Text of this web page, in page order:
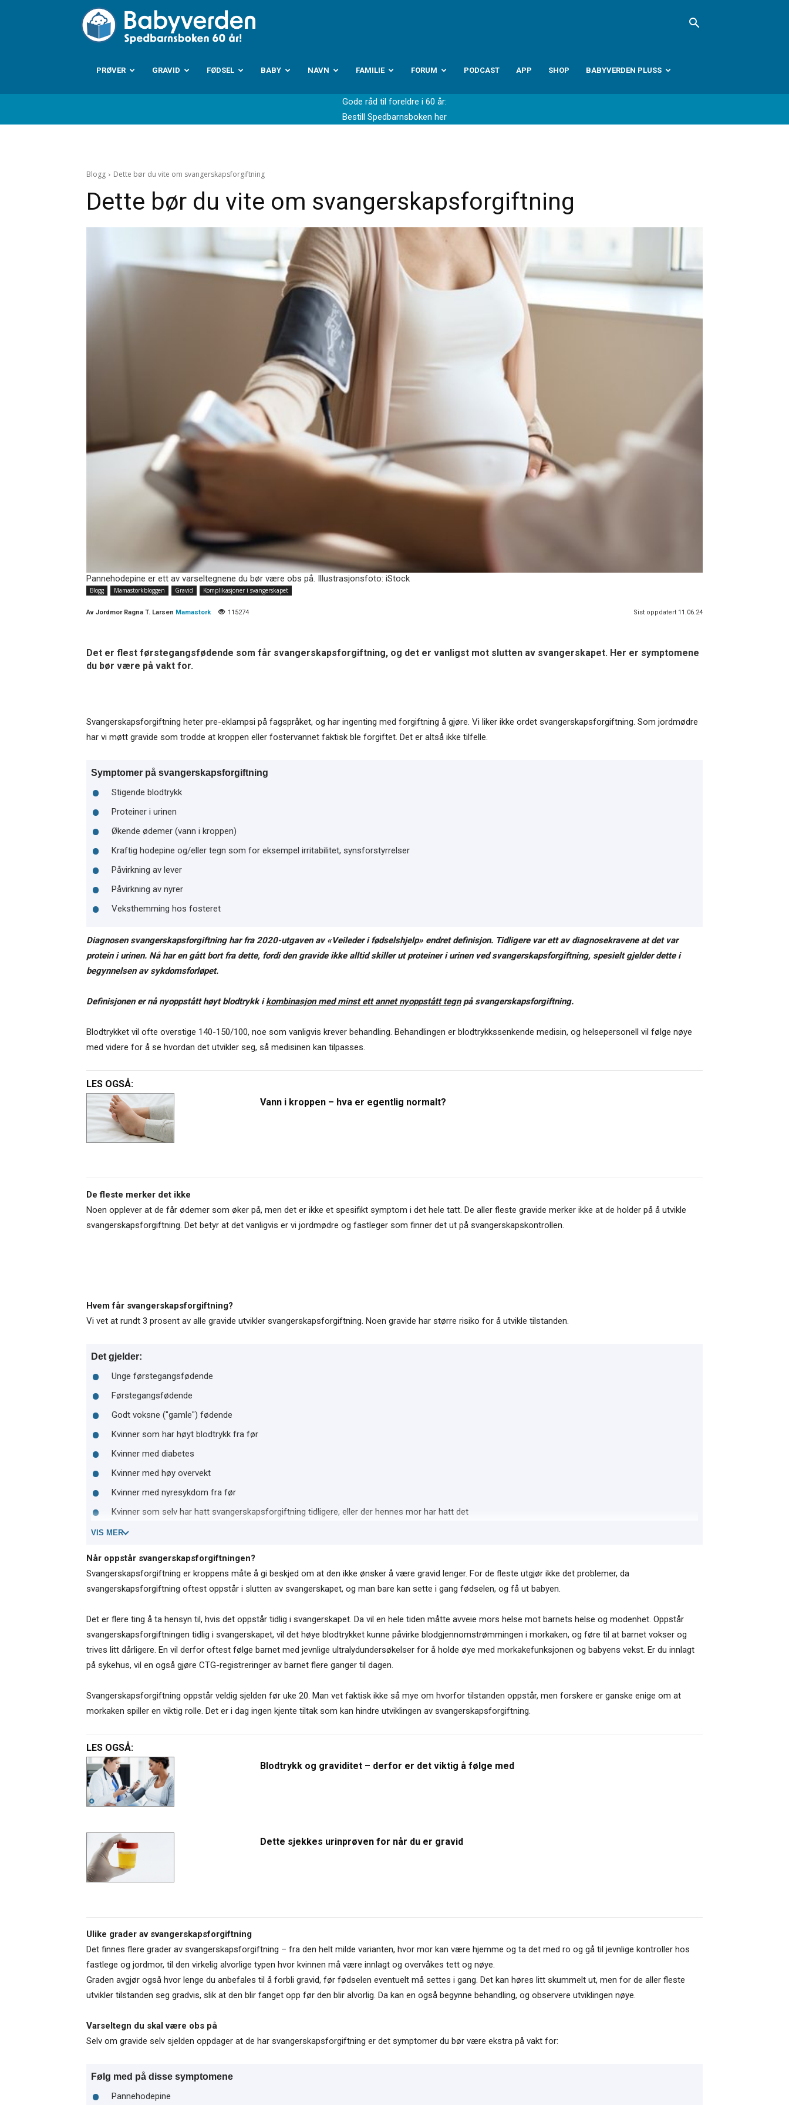
Babyverden.no
PRØVER GRAVID FØDSEL BABY NAVN FAMILIE FORUM PODCAST APP SHOP BABYVERDEN PLUSS
Gode råd til foreldre i 60 år:
Bestill Spedbarnsboken her
Blogg Dette bør du vite om svangerskapsforgiftning
Dette bør du vite om svangerskapsforgiftning
Pannehodepine er ett av varseltegnene du bør være obs på. Illustrasjonsfoto: iStock
Blogg Mamastorkbloggen Gravid Komplikasjoner i svangerskapet
Av Jordmor Ragna T. Larsen Mamastork 115274 Sist oppdatert 11.06.24
Det er flest førstegangsfødende som får svangerskapsforgiftning, og det er vanligst mot slutten av svangerskapet. Her er symptomene
du bør være på vakt for.
Svangerskapsforgiftning heter pre-eklampsi på fagspråket, og har ingenting med forgiftning å gjøre. Vi liker ikke ordet svangerskapsforgiftning. Som jordmødre
har vi møtt gravide som trodde at kroppen eller fostervannet faktisk ble forgiftet. Det er altså ikke tilfelle.
Symptomer på svangerskapsforgiftning
Stigende blodtrykk
Proteiner i urinen
Økende ødemer (vann i kroppen)
Kraftig hodepine og/eller tegn som for eksempel irritabilitet, synsforstyrrelser
Påvirkning av lever
Påvirkning av nyrer
Veksthemming hos fosteret
Diagnosen svangerskapsforgiftning har fra 2020-utgaven av «Veileder i fødselshjelp» endret definisjon. Tidligere var ett av diagnosekravene at det var
protein i urinen. Nå har en gått bort fra dette, fordi den gravide ikke alltid skiller ut proteiner i urinen ved svangerskapsforgiftning, spesielt gjelder dette i
begynnelsen av sykdomsforløpet.
Definisjonen er nå nyoppstått høyt blodtrykk ikombinasjon med minst ett annet nyoppstått tegnpå svangerskapsforgiftning.
Blodtrykket vil ofte overstige 140-150/100, noe som vanligvis krever behandling. Behandlingen er blodtrykkssenkende medisin, og helsepersonell vil følge nøye
med videre for å se hvordan det utvikler seg, så medisinen kan tilpasses.
LES OGSÅ:
Vann i kroppen – hva er egentlig normalt?
De fleste merker det ikke
Noen opplever at de får ødemer som øker på, men det er ikke et spesifikt symptom i det hele tatt. De aller fleste gravide merker ikke at de holder på å utvikle
svangerskapsforgiftning. Det betyr at det vanligvis er vi jordmødre og fastleger som finner det ut på svangerskapskontrollen.
Hvem får svangerskapsforgiftning?
Vi vet at rundt 3 prosent av alle gravide utvikler svangerskapsforgiftning. Noen gravide har større risiko for å utvikle tilstanden.
Det gjelder:
Unge førstegangsfødende
Førstegangsfødende
Godt voksne ("gamle") fødende
Kvinner som har høyt blodtrykk fra før
Kvinner med diabetes
Kvinner med høy overvekt
Kvinner med nyresykdom fra før
Kvinner som selv har hatt svangerskapsforgiftning tidligere, eller der hennes mor har hatt det
VIS MER
Når oppstår svangerskapsforgiftningen?
Svangerskapsforgiftning er kroppens måte å gi beskjed om at den ikke ønsker å være gravid lenger. For de fleste utgjør ikke det problemer, da
svangerskapsforgiftning oftest oppstår i slutten av svangerskapet, og man bare kan sette i gang fødselen, og få ut babyen.
Det er flere ting å ta hensyn til, hvis det oppstår tidlig i svangerskapet. Da vil en hele tiden måtte avveie mors helse mot barnets helse og modenhet. Oppstår
svangerskapsforgiftningen tidlig i svangerskapet, vil det høye blodtrykket kunne påvirke blodgjennomstrømmingen i morkaken, og føre til at barnet vokser og
trives litt dårligere. En vil derfor oftest følge barnet med jevnlige ultralydundersøkelser for å holde øye med morkakefunksjonen og babyens vekst. Er du innlagt
på sykehus, vil en også gjøre CTG-registreringer av barnet flere ganger til dagen.
Svangerskapsforgiftning oppstår veldig sjelden før uke 20. Man vet faktisk ikke så mye om hvorfor tilstanden oppstår, men forskere er ganske enige om at
morkaken spiller en viktig rolle. Det er i dag ingen kjente tiltak som kan hindre utviklingen av svangerskapsforgiftning.
LES OGSÅ:
Blodtrykk og graviditet – derfor er det viktig å følge med
Dette sjekkes urinprøven for når du er gravid
Ulike grader av svangerskapsforgiftning
Det finnes flere grader av svangerskapsforgiftning – fra den helt milde varianten, hvor mor kan være hjemme og ta det med ro og gå til jevnlige kontroller hos
fastlege og jordmor, til den virkelig alvorlige typen hvor kvinnen må være innlagt og overvåkes tett og nøye.
Graden avgjør også hvor lenge du anbefales til å forbli gravid, før fødselen eventuelt må settes i gang. Det kan høres litt skummelt ut, men for de aller fleste
utvikler tilstanden seg gradvis, slik at den blir fanget opp før den blir alvorlig. Da kan en også begynne behandling, og observere utviklingen nøye.
Varseltegn du skal være obs på
Selv om gravide selv sjelden oppdager at de har svangerskapsforgiftning er det symptomer du bør være ekstra på vakt for:
Følg med på disse symptomene
Pannehodepine